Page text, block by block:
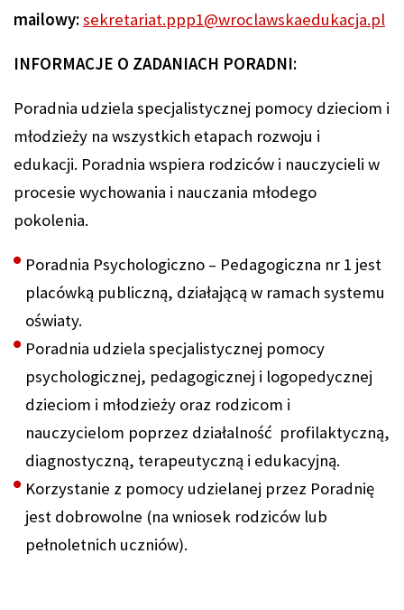
mailowy:sekretariat.ppp1@wroclawskaedukacja.pl
INFORMACJE O ZADANIACH PORADNI:
Poradnia udziela specjalistycznej pomocy dzieciom i
młodzieży na wszystkich etapach rozwoju i
edukacji. Poradnia wspiera rodziców i nauczycieli w
procesie wychowania i nauczania młodego
pokolenia.
Poradnia Psychologiczno – Pedagogiczna nr 1 jest
placówką publiczną, działającą w ramach systemu
oświaty.
Poradnia udziela specjalistycznej pomocy
psychologicznej, pedagogicznej i logopedycznej
dzieciom i młodzieży oraz rodzicom i
nauczycielom poprzez działalność profilaktyczną,
diagnostyczną, terapeutyczną i edukacyjną.
Korzystanie z pomocy udzielanej przez Poradnię
jest dobrowolne (na wniosek rodziców lub
pełnoletnich uczniów).